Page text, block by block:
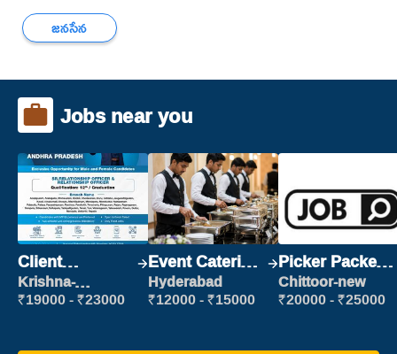
జనసేన
Jobs near you
Client
Relationship
Executive
Krishna-
vijayawada
₹19000 - ₹23000
Event Catering
Staff
Hyderabad
₹12000 - ₹15000
Picker Packer
(Picking &
Packing)
Chittoor-new
₹20000 - ₹25000